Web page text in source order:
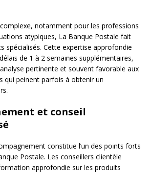
notamment pour les professions
atypiques, La Banque Postale fait
spécialisés. Cette expertise approfondie
de 1 à 2 semaines supplémentaires,
pertinente et souvent favorable aux
qui peinent parfois à obtenir un
et conseil
constitue l’un des points forts
Postale. Les conseillers clientèle
approfondie sur les produits